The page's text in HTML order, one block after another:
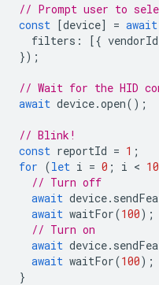
// Prompt user to
const [device] = await
filters : [{ vendorId
});
// Wait for the HID
await device.open();
// Blink!
const reportId = 1 ;
for (let i = 0 ; i < 10
// Turn off
await device.
await waitFor(100);
// Turn on
await device.
await waitFor(100);
}